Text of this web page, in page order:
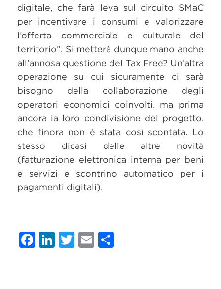
digitale, che farà leva sul circuito SMaC
per incentivare i consumi e valorizzare
l’offerta commerciale e culturale del
territorio”. Si metterà dunque mano anche
all’annosa questione del Tax Free? Un’altra
operazione su cui sicuramente ci sarà
bisogno della collaborazione degli
operatori economici coinvolti, ma prima
ancora la loro condivisione del progetto,
che finora non è stata così scontata. Lo
stesso dicasi delle altre novità
(fatturazione elettronica interna per beni
e servizi e scontrino automatico per i
pagamenti digitali).
Facebook
LinkedIn
Twitter
Email